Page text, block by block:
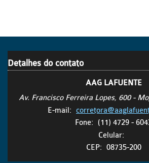
Detalhes do contato
AAG LAFUENTE
Av. Francisco Ferreira Lopes, 600 -
E-mail:
Fone:
(11) 4729 -
Celular:
CEP: 08735-200